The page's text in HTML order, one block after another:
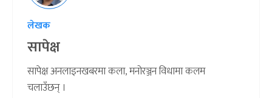
लेखक
सापेक्ष
सापेक्ष अनलाइनखबरमा कला, मनोरञ्जन विधामा कलम
चलाउँछन् ।